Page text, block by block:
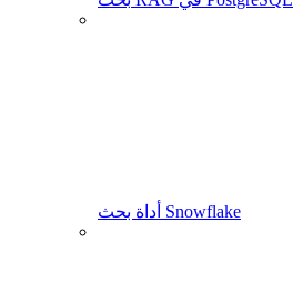
أداة بحث Snowflake